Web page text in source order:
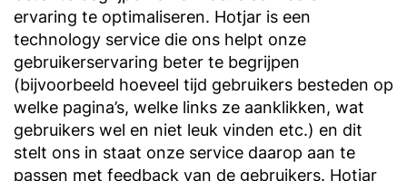
ervaring te optimaliseren. Hotjar is een
technology service die ons helpt onze
gebruikerservaring beter te begrijpen
(bijvoorbeeld hoeveel tijd gebruikers besteden op
welke pagina’s, welke links ze aanklikken, wat
gebruikers wel en niet leuk vinden etc.) en dit
stelt ons in staat onze service daarop aan te
passen met feedback van de gebruikers. Hotjar